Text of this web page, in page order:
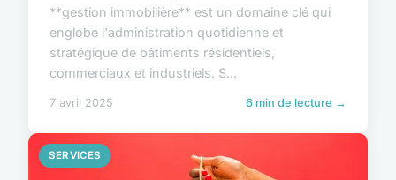
**gestion immobilière** est un domaine clé qui
englobe l'administration quotidienne et
stratégique de bâtiments résidentiels,
commerciaux et industriels. S...
7 avril 2025 6 min de lecture →
SERVICES